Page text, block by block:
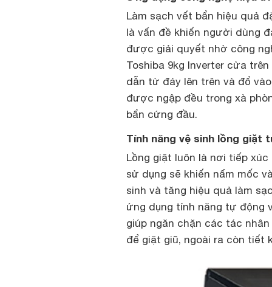
Làm sạch vết bẩn hiệu quả
là vấn đề khiến người dùng
được giải quyết nhờ công
Toshiba 9kg Inverter cửa
dẫn từ đáy lên trên và đổ
được ngập đều trong xà
bẩn cứng đầu.
Tính năng vệ sinh lồng giặt
Lồng giặt luôn là nơi tiếp
sử dụng sẽ khiến nấm mốc
sinh và tăng hiệu quả làm
ứng dụng tính năng tự động
giúp ngăn chặn các tác
để giặt giũ, ngoài ra còn tiết